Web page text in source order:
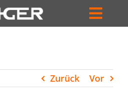
Zurück Vor